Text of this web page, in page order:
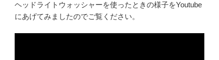
ヘッドライトウォッシャーを使ったときの様子をYoutube
にあげてみましたのでご覧ください。